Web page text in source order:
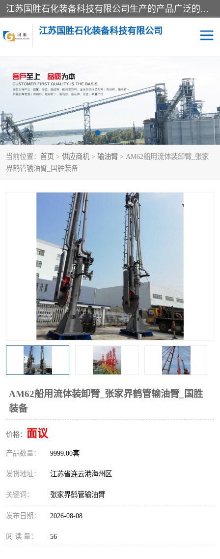
江苏国胜石化装备科技有限公司生产的产品广泛的应用于石油、石化等行业中，产品种类齐全，其中包括装卸鹤管、汽车鹤管、火车鹤管、装车鹤管、卸车鹤管、上装鹤管、下装鹤管、lng鹤管、发油鹤管、液氨鹤管、液化气鹤管等，我们生产的产品质量上乘，价格实惠，服务好，买鹤管就到国胜石化装备！
江苏国胜石化装备科技有限公司
当前位置： 首页 > 供应商机 > 输油臂 > AM62船用流体装卸臂_张家
界鹤管输油臂_国胜装备
AM62船用流体装卸臂_张家界鹤管输油臂_国胜
装备
价格： 面议
产品数量： 9999.00套
发货地址： 江苏省连云港海州区
关键词： 张家界鹤管输油臂
发布日期： 2026-08-08
阅 读 量： 56
输油臂 鹤管活动梯